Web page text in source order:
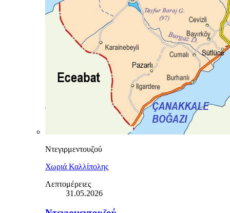
Ντεγιρμεντουζού
Χωριά Καλλίπολης
Λεπτομέρειες
31.05.2026